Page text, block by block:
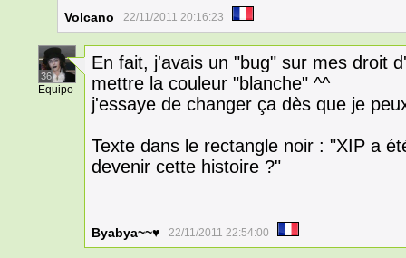
Volcano 22/11/2011 20:16:23
36
Equipo
En fait, j'avais un "bug" sur mes droit
mettre la couleur "blanche" ^^
j'essaye de changer ça dès que je
Texte dans le rectangle noir : "XIP a
devenir cette histoire ?"
Byabya~~♥ 22/11/2011 22:54:00